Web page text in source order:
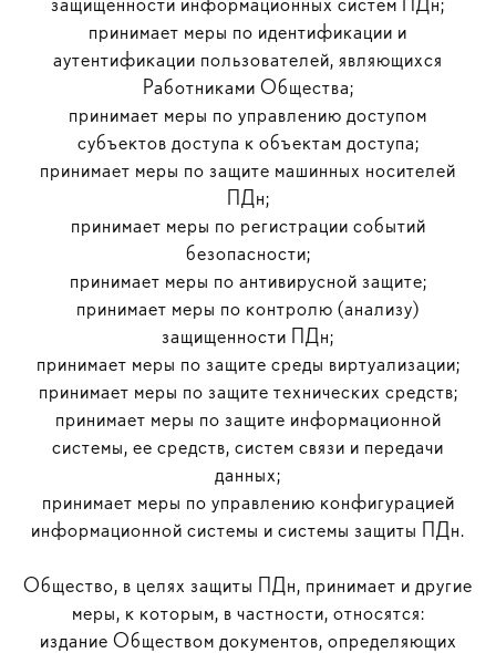
принимает меры по идентификации и
аутентификации пользователей, являющихся
Работниками Общества;
принимает меры по управлению доступом
субъектов доступа к объектам доступа;
принимает меры по защите машинных носителей
ПДн;
принимает меры по регистрации событий
безопасности;
принимает меры по антивирусной защите;
принимает меры по контролю (анализу)
защищенности ПДн;
принимает меры по защите среды виртуализации;
принимает меры по защите технических средств;
принимает меры по защите информационной
системы, ее средств, систем связи и передачи
данных;
принимает меры по управлению конфигурацией
информационной системы и системы защиты ПДн.
Общество, в целях защиты ПДн, принимает и другие
меры, к которым, в частности, относятся:
издание Обществом документов, определяющих